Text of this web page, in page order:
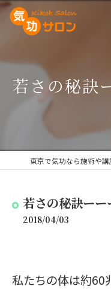
若さの秘訣
若さの秘訣ー
2018/04/03
私たちの体は約60